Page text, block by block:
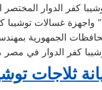
كفر الدوار المختصر
غيار “ ”
الجمهورية
ثلاجات